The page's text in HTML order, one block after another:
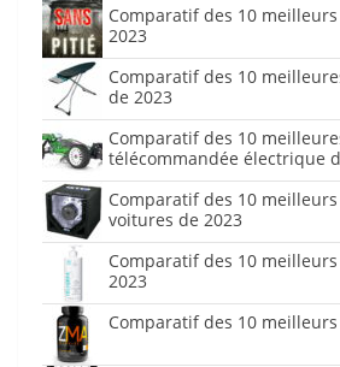
Comparatif des 10
2023
Comparatif des 10
de 2023
Comparatif des 10
télécommandée électrique
Comparatif des 10
voitures de 2023
Comparatif des 10
2023
Comparatif des 10 meilleurs